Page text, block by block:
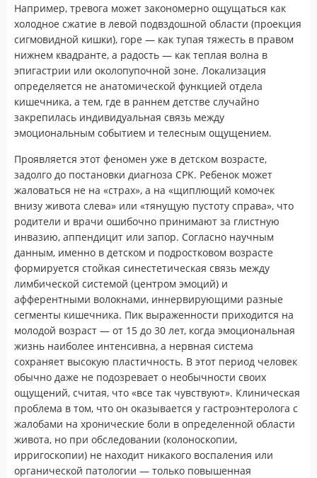
Например, тревога может закономерно ощущаться как
холодное сжатие в левой подвздошной области (проекция
сигмовидной кишки), горе — как тупая тяжесть в правом
нижнем квадранте, а радость — как теплая волна в
эпигастрии или околопупочной зоне. Локализация
определяется не анатомической функцией отдела
кишечника, а тем, где в раннем детстве случайно
закрепилась индивидуальная связь между
эмоциональным событием и телесным ощущением.
Проявляется этот феномен уже в детском возрасте,
задолго до постановки диагноза СРК. Ребенок может
жаловаться не на «страх», а на «щиплющий комочек
внизу живота слева» или «тянущую пустоту справа», что
родители и врачи ошибочно принимают за глистную
инвазию, аппендицит или запор. Согласно научным
данным, именно в детском и подростковом возрасте
формируется стойкая синестетическая связь между
лимбической системой (центром эмоций) и
афферентными волокнами, иннервирующими разные
сегменты кишечника. Пик выраженности приходится на
молодой возраст — от 15 до 30 лет, когда эмоциональная
жизнь наиболее интенсивна, а нервная система
сохраняет высокую пластичность. В этот период человек
обычно даже не подозревает о необычности своих
ощущений, считая, что «все так чувствуют». Клиническая
проблема в том, что он оказывается у гастроэнтеролога с
жалобами на хронические боли в определенной области
живота, но при обследовании (колоноскопии,
ирригоскопии) не находит никакого воспаления или
органической патологии — только повышенная